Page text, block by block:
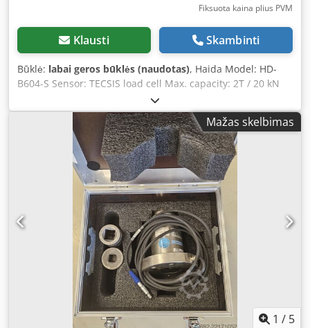
Fiksuota kaina plius PVM
Klausti Skambinti
Būklė: labai geros būklės (naudotas), Haida Model: HD-
B604-S Sensor: TECSIS load cell Max. capacity: 2T / 20 kN
Units: G, kg, N, LB (selectable) Resolution: 1/250,000
Accuracy: ± 0.5% Max. stroke: 700 mm (without fixture) Test
speed: 0.1-500 mm/min (adjustable) Voltage: 220V AC ±
10%, 50/60Hz Dedezgr Eijpfx Akkeck Clamping range: 0-7
mm Weight: approx. 175 kg Dimensions (W x D x H): 88 x
50.5 x 150 cm Condition: used Scope of delivery: (see
image) (Specifications and data subject to change and
errors reserved!) If you have any further questions, we
would be happy to answer them by phone.
Mažas skelbimas
1 / 5